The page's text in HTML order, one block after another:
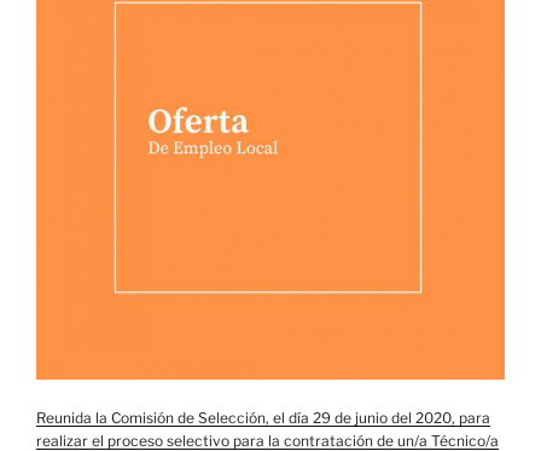
Reunida la Comisión de Selección, el día 29 de junio del 2020, para
realizar el proceso selectivo para la contratación de un/a Técnico/a